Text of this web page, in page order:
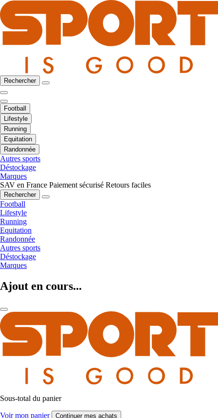
Rechercher
Football
Lifestyle
Running
Equitation
Randonnée
Autres sports
Déstockage
Marques
SAV en France Paiement sécurisé Retours faciles
Rechercher
Football
Lifestyle
Running
Equitation
Randonnée
Autres sports
Déstockage
Marques
Ajout en cours...
Sous-total du panier
Voir mon panier Continuer mes achats